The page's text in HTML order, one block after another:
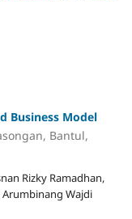
Business Model
Bantul,
Rizky Ramadhan,
Arumbinang Wajdi